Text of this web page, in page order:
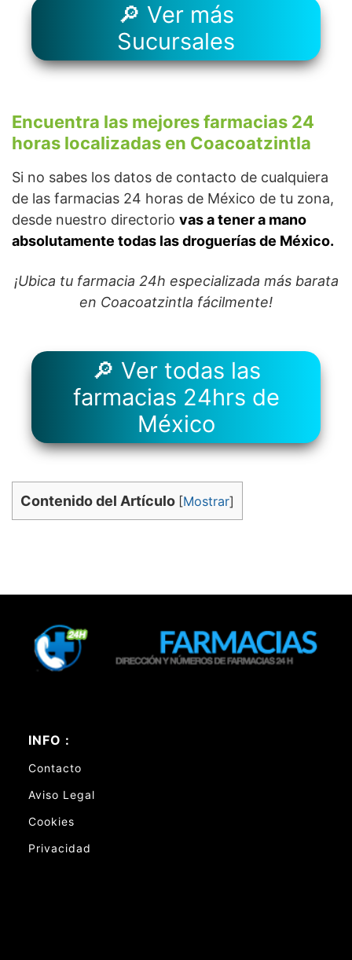
🔎 Ver más
Sucursales
Encuentra las mejores farmacias 24
horas localizadas en Coacoatzintla
Si no sabes los datos de contacto de cualquiera
de las farmacias 24 horas de México de tu zona,
desde nuestro directorio vas a tener a mano
absolutamente todas las droguerías de México.
¡Ubica tu farmacia 24h especializada más barata
en Coacoatzintla fácilmente!
🔎 Ver todas las
farmacias 24hrs de
México
Contenido del Artículo [Mostrar]
INFO :
Contacto
Aviso Legal
Cookies
Privacidad